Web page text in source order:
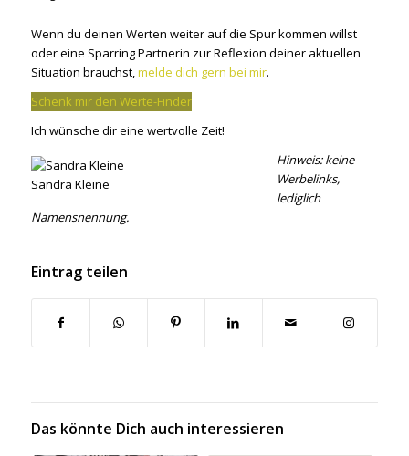
Wenn du deinen Werten weiter auf die Spur kommen willst
oder eine Sparring Partnerin zur Reflexion deiner aktuellen
Situation brauchst,melde dich gern bei mir.
Schenk mir den Werte-Finder
Ich wünsche dir eine wertvolle Zeit!
Sandra Kleine
Hinweis: keine
Werbelinks,
lediglich
Namensnennung.
Eintrag teilen
Das könnte Dich auch interessieren